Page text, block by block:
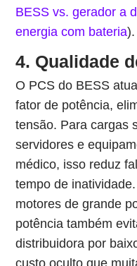
BESS vs. gerador a
energia com bateria).
4. Qualidade
O PCS do BESS
fator de potência,
tensão. Para cargas
servidores e
médico, isso reduz
tempo de
motores de grande
potência também
distribuidora por
custo oculto que